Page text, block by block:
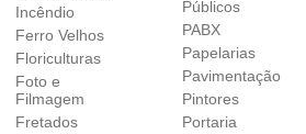
Incêndio
Ferro Velhos
Floriculturas
Foto e
Filmagem
Fretados
Públicos
PABX
Papelarias
Pavimentação
Pintores
Portaria